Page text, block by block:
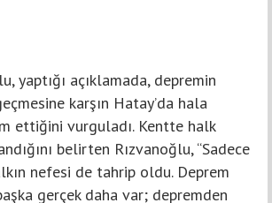
yaptığı açıklamada, depremin
karşın Hatay’da hala
ettiğini vurguladı. Kentte halk
belirten Rızvanoğlu, “Sadece
nefesi de tahrip oldu. Deprem
gerçek daha var; depremden